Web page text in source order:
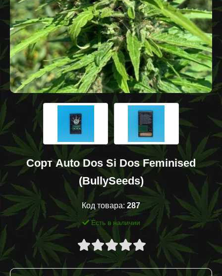
Сорт Auto Dos Si Dos Feminised
(BullySeeds)
Код товара: 287
Есть в наличии